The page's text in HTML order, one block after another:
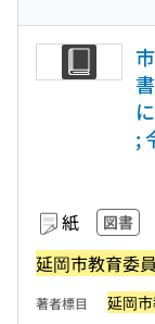
;
紙 図書
延岡市教育委
著者標目 延岡